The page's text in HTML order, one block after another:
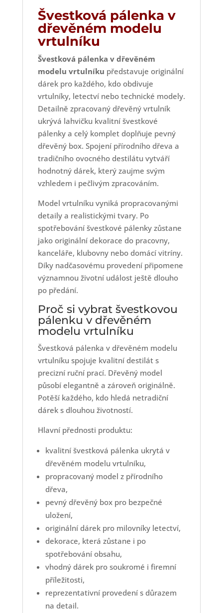
Švestková pálenka v
dřevěném modelu
vrtulníku
Švestková pálenka v dřevěném
modelu vrtulníku představuje originální
dárek pro každého, kdo obdivuje
vrtulníky, letectví nebo technické modely.
Detailně zpracovaný dřevěný vrtulník
ukrývá lahvičku kvalitní švestkové
pálenky a celý komplet doplňuje pevný
dřevěný box. Spojení přírodního dřeva a
tradičního ovocného destilátu vytváří
hodnotný dárek, který zaujme svým
vzhledem i pečlivým zpracováním.
Model vrtulníku vyniká propracovanými
detaily a realistickými tvary. Po
spotřebování švestkové pálenky zůstane
jako originální dekorace do pracovny,
kanceláře, klubovny nebo domácí vitríny.
Díky nadčasovému provedení připomene
významnou životní událost ještě dlouho
po předání.
Proč si vybrat švestkovou
pálenku v dřevěném
modelu vrtulníku
Švestková pálenka v dřevěném modelu
vrtulníku spojuje kvalitní destilát s
precizní ruční prací. Dřevěný model
působí elegantně a zároveň originálně.
Potěší každého, kdo hledá netradiční
dárek s dlouhou životností.
Hlavní přednosti produktu:
kvalitní švestková pálenka ukrytá v
dřevěném modelu vrtulníku,
propracovaný model z přírodního
dřeva,
pevný dřevěný box pro bezpečné
uložení,
originální dárek pro milovníky letectví,
dekorace, která zůstane i po
spotřebování obsahu,
vhodný dárek pro soukromé i firemní
příležitosti,
reprezentativní provedení s důrazem
na detail.